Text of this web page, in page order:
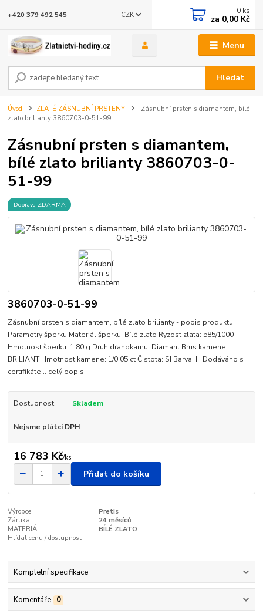
Menu
CZK
Hledat
+420 379 492 545 0 ks
za 0,00 Kč
Úvod ZLATÉ ZÁSNUBNÍ PRSTENY
Zásnubní prsten s diamantem, bílé
zlato brilianty 3860703-0-51-99
Zásnubní prsten s diamantem,
bílé zlato brilianty 3860703-0-
51-99
Doprava ZDARMA
3860703-0-51-99
Zásnubní prsten s diamantem, bílé zlato brilianty - popis produktu
Parametry šperku Materiál šperku: Bílé zlato Ryzost zlata: 585/1000
Hmotnost šperku: 1.80 g Druh drahokamu: Diamant Brus kamene:
BRILIANT Hmotnost kamene: 1/0,05 ct Čistota: SI Barva: H Dodáváno s
certifikáte... celý popis
Dostupnost Skladem
Nejsme plátci DPH
16 783 Kč/ks
Přidat do košíku
Výrobce:
Pretis
Záruka:
24 měsíců
MATERIÁL:
BÍLÉ ZLATO
Hlídat cenu / dostupnost
Kompletní specifikace
Komentáře 0